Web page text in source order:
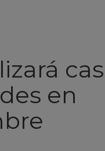
en